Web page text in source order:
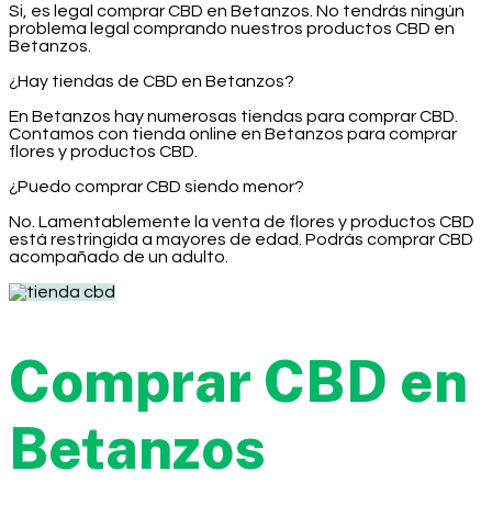
Si, es legal comprar CBD en Betanzos. No tendrás ningún
problema legal comprando nuestros productos CBD en
Betanzos.
¿Hay tiendas de CBD en Betanzos?
En Betanzos hay numerosas tiendas para comprar CBD.
Contamos con tienda online en Betanzos para comprar
flores y productos CBD.
¿Puedo comprar CBD siendo menor?
No. Lamentablemente la venta de flores y productos CBD
está restringida a mayores de edad. Podrás comprar CBD
acompañado de un adulto.
Comprar CBD en
Betanzos